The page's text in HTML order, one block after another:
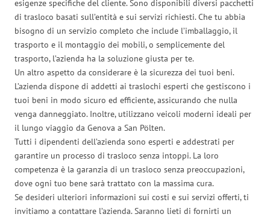
esigenze specifiche del cliente. Sono disponibili diversi pacchetti
di trasloco basati sull’entità e sui servizi richiesti. Che tu abbia
bisogno di un servizio completo che include l’imballaggio, il
trasporto e il montaggio dei mobili, o semplicemente del
trasporto, l’azienda ha la soluzione giusta per te.
Un altro aspetto da considerare è la sicurezza dei tuoi beni.
L’azienda dispone di addetti ai traslochi esperti che gestiscono i
tuoi beni in modo sicuro ed efficiente, assicurando che nulla
venga danneggiato. Inoltre, utilizzano veicoli moderni ideali per
il lungo viaggio da Genova a San Pölten.
Tutti i dipendenti dell’azienda sono esperti e addestrati per
garantire un processo di trasloco senza intoppi. La loro
competenza è la garanzia di un trasloco senza preoccupazioni,
dove ogni tuo bene sarà trattato con la massima cura.
Se desideri ulteriori informazioni sui costi e sui servizi offerti, ti
invitiamo a contattare l’azienda. Saranno lieti di fornirti un